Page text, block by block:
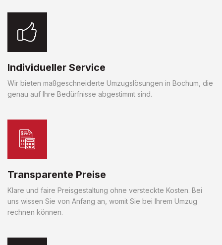
Individueller Service
Wir bieten maßgeschneiderte Umzugslösungen in Bochum, die
genau auf Ihre Bedürfnisse abgestimmt sind.
Transparente Preise
Klare und faire Preisgestaltung ohne versteckte Kosten. Bei
uns wissen Sie von Anfang an, womit Sie bei Ihrem Umzug
rechnen können.